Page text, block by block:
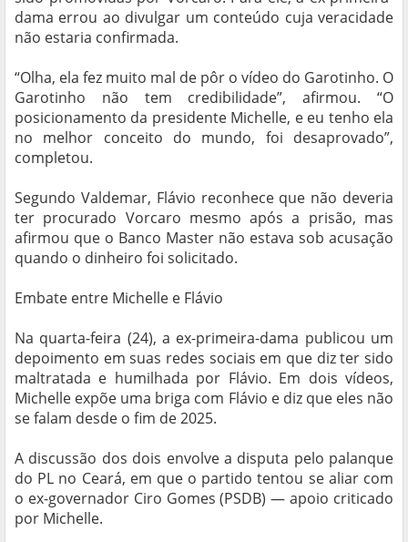
dama errou ao divulgar um conteúdo cuja veracidade
não estaria confirmada.
“Olha, ela fez muito mal de pôr o vídeo do Garotinho. O
Garotinho não tem credibilidade”, afirmou. “O
posicionamento da presidente Michelle, e eu tenho ela
no melhor conceito do mundo, foi desaprovado”,
completou.
Segundo Valdemar, Flávio reconhece que não deveria
ter procurado Vorcaro mesmo após a prisão, mas
afirmou que o Banco Master não estava sob acusação
quando o dinheiro foi solicitado.
Embate entre Michelle e Flávio
Na quarta-feira (24), a ex-primeira-dama publicou um
depoimento em suas redes sociais em que diz ter sido
maltratada e humilhada por Flávio. Em dois vídeos,
Michelle expõe uma briga com Flávio e diz que eles não
se falam desde o fim de 2025.
A discussão dos dois envolve a disputa pelo palanque
do PL no Ceará, em que o partido tentou se aliar com
o ex-governador Ciro Gomes (PSDB) — apoio criticado
por Michelle.